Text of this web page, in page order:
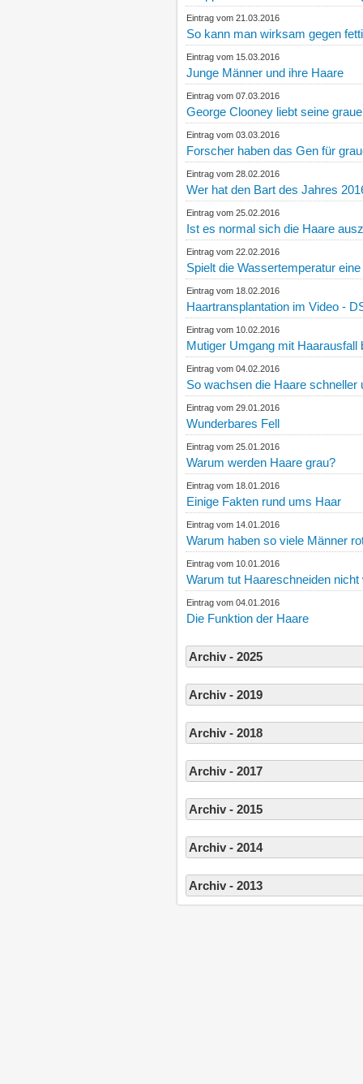
Eintrag vom 21.03.2016
So kann man wirksam gegen
Eintrag vom 15.03.2016
Junge Männer und ihre Haare
Eintrag vom 07.03.2016
George Clooney liebt seine
Eintrag vom 03.03.2016
Forscher haben das Gen für
Eintrag vom 28.02.2016
Wer hat den Bart des Jahres
Eintrag vom 25.02.2016
Ist es normal sich die Haare
Eintrag vom 22.02.2016
Spielt die Wassertemperatur
Eintrag vom 18.02.2016
Haartransplantation im Video -
Eintrag vom 10.02.2016
Mutiger Umgang mit Haarausfall
Eintrag vom 04.02.2016
So wachsen die Haare schneller
Eintrag vom 29.01.2016
Wunderbares Fell
Eintrag vom 25.01.2016
Warum werden Haare grau?
Eintrag vom 18.01.2016
Einige Fakten rund ums Haar
Eintrag vom 14.01.2016
Warum haben so viele Männer
Eintrag vom 10.01.2016
Warum tut Haareschneiden nicht
Eintrag vom 04.01.2016
Die Funktion der Haare
Archiv - 2025
Archiv - 2019
Archiv - 2018
Archiv - 2017
Archiv - 2015
Archiv - 2014
Archiv - 2013